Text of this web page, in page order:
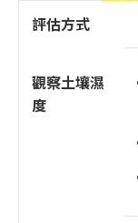
評估方式
觀察土壤濕
度